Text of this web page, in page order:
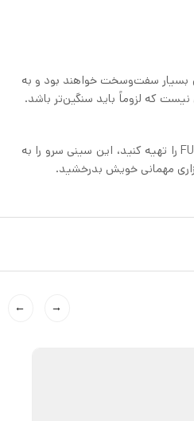
بسیار سفت‌وسخت خواهند بود و به
که لزوماً باید سنگین‌تر باشد.
مهمانی خویش بدرخشید.
→
←